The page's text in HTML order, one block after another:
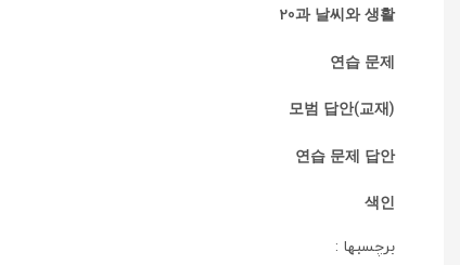
20과 날씨와 생활
연습 문제
모범 답안(교재)
연습 문제 답안
색인
برچسبها :